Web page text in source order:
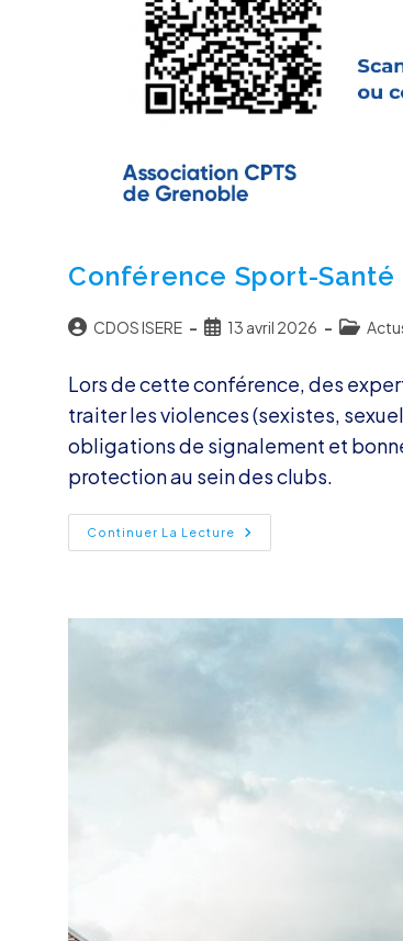
Conférence Sport-Santé
Auteur/autrice
la
publication :
CDOS ISERE
Publication
13 avril 2026
Post
Lors de cette conférence, des
traiter les violences (sexistes,
obligations de signalement et
protection au sein des clubs.
Continuer La Lecture Conférence
Sport-
Grenoble